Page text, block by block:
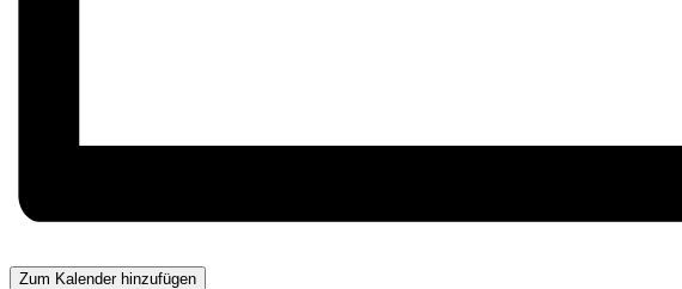
Zum Kalender hinzufügen